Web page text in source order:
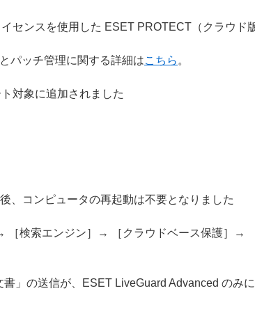
センスを使用した ESET PROTECT（クラウド
パッチ管理に関する詳細はこちら 。
対象に追加されました
、コンピュータの再起動は不要となりました
［検索エンジン］→ ［クラウドベース保護］→
」の送信が、ESET LiveGuard Advanced のみ